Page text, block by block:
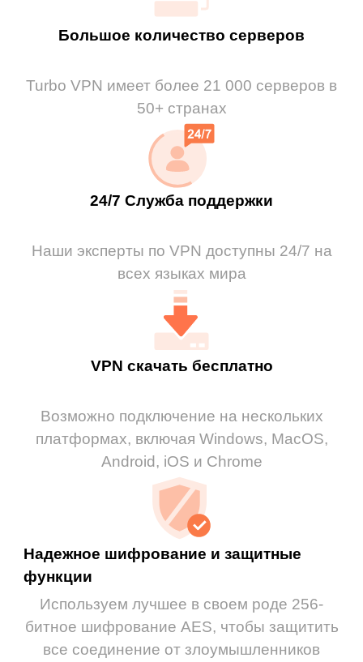
Большое количество серверов
Turbo VPN имеет более 21 000 серверов в
50+ странах
24/7 Служба поддержки
Наши эксперты по VPN доступны 24/7 на
всех языках мира
VPN скачать бесплатно
Возможно подключение на нескольких
платформах, включая Windows, MacOS,
Android, iOS и Chrome
Надежное шифрование и защитные
функции
Используем лучшее в своем роде 256-
битное шифрование AES, чтобы защитить
все соединение от злоумышленников